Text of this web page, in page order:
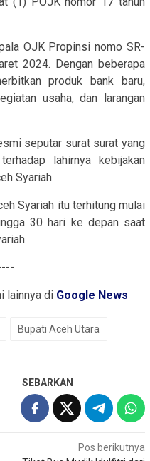
OJK Propinsi nomo SR-
2024. Dengan beberapa
produk bank baru,
usaha, dan larangan
seputar surat surat yang
lahirnya kebijakan
Syariah.
Syariah itu terhitung mulai
30 hari ke depan saat
lainnya di Google News
Bupati Aceh Utara
SEBARKAN
Pos berikutnya